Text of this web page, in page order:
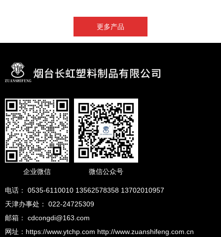
更多产品
企业微信 微信公众号
电话： 0535-6110010 13562578358 13702010957
天津办事处： 022-24725309
邮箱： cdcongdi@163.com
网址：https://www.ytchp.com http://www.zuanshifeng.com.cn